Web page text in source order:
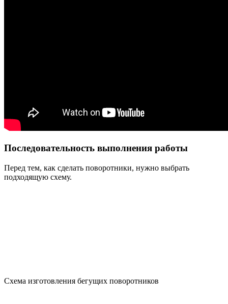
Последовательность выполнения работы
Перед тем, как сделать поворотники, нужно выбрать
подходящую схему.
Схема изготовления бегущих поворотников